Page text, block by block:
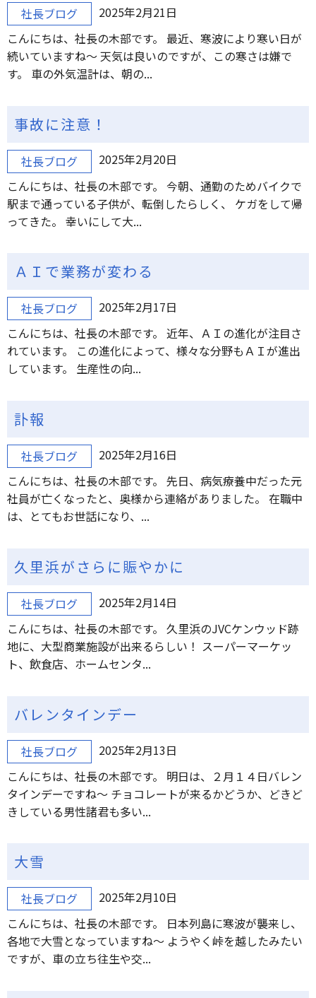
社長ブログ
2025年2月21日
こんにちは、社長の木部です。 最近、寒波により寒い日が
続いていますね～ 天気は良いのですが、この寒さは嫌で
す。 車の外気温計は、朝の...
事故に注意！
社長ブログ
2025年2月20日
こんにちは、社長の木部です。 今朝、通勤のためバイクで
駅まで通っている子供が、転倒したらしく、 ケガをして帰
ってきた。 幸いにして大...
ＡＩで業務が変わる
社長ブログ
2025年2月17日
こんにちは、社長の木部です。 近年、ＡＩの進化が注目さ
れています。 この進化によって、様々な分野もＡＩが進出
しています。 生産性の向...
訃報
社長ブログ
2025年2月16日
こんにちは、社長の木部です。 先日、病気療養中だった元
社員が亡くなったと、奥様から連絡がありました。 在職中
は、とてもお世話になり、...
久里浜がさらに賑やかに
社長ブログ
2025年2月14日
こんにちは、社長の木部です。 久里浜のJVCケンウッド跡
地に、大型商業施設が出来るらしい！ スーパーマーケッ
ト、飲食店、ホームセンタ...
バレンタインデー
社長ブログ
2025年2月13日
こんにちは、社長の木部です。 明日は、２月１４日バレン
タインデーですね～ チョコレートが来るかどうか、どきど
きしている男性諸君も多い...
大雪
社長ブログ
2025年2月10日
こんにちは、社長の木部です。 日本列島に寒波が襲来し、
各地で大雪となっていますね～ ようやく峠を越したみたい
ですが、車の立ち往生や交...